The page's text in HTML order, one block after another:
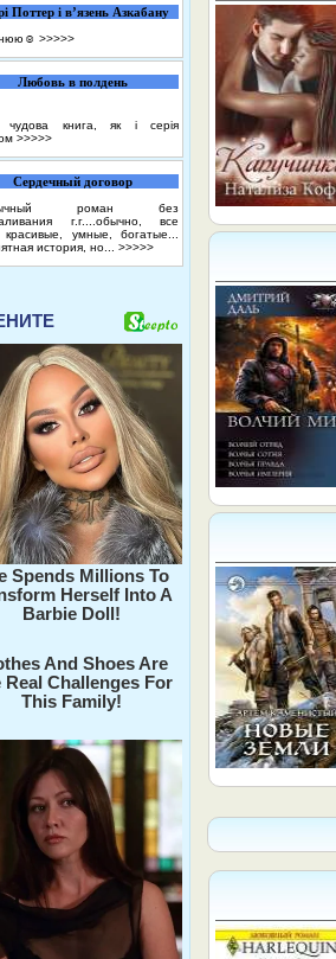
Поттер і в’язень Азкабану
>>>>>
Любовь в полдень
чудова книга, як і серія
>>>>>
Сердечный договор
роман без
г.г....обычно, все
красивые, умные, богатые...
история, но... >>>>>
Spends Millions To
Herself Into A
Barbie Doll!
And Shoes Are
Real Challenges For
This Family!